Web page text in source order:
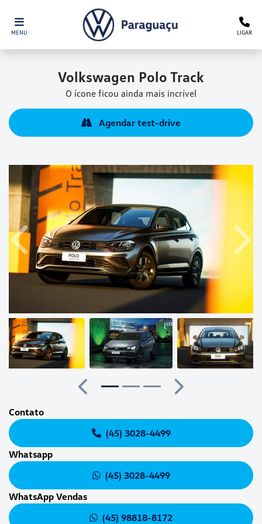
MENU LIGAR
Volkswagen Polo Track
O ícone ficou ainda mais incrível
Agendar test-drive
Anterior
Anterior
Próximo
Contato
(45) 3028-4499
Whatsapp
(45) 3028-4499
WhatsApp Vendas
(45) 98818-8172